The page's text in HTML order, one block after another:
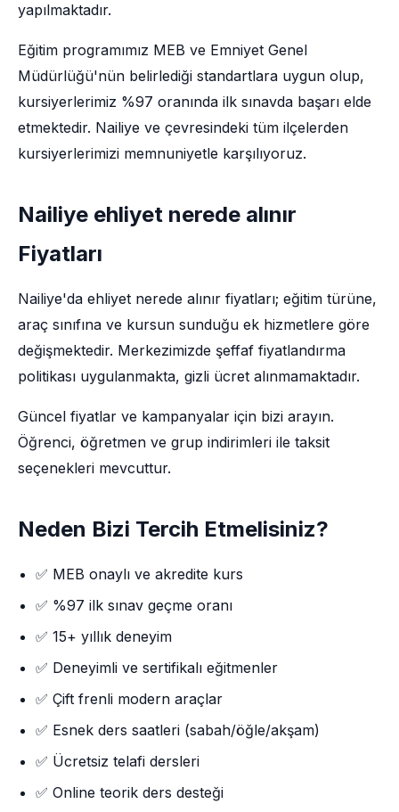
yapılmaktadır.
Eğitim programımız MEB ve Emniyet Genel
Müdürlüğü'nün belirlediği standartlara uygun olup,
kursiyerlerimiz %97 oranında ilk sınavda başarı elde
etmektedir. Nailiye ve çevresindeki tüm ilçelerden
kursiyerlerimizi memnuniyetle karşılıyoruz.
Nailiye ehliyet nerede alınır
Fiyatları
Nailiye'da ehliyet nerede alınır fiyatları; eğitim türüne,
araç sınıfına ve kursun sunduğu ek hizmetlere göre
değişmektedir. Merkezimizde şeffaf fiyatlandırma
politikası uygulanmakta, gizli ücret alınmamaktadır.
Güncel fiyatlar ve kampanyalar için bizi arayın.
Öğrenci, öğretmen ve grup indirimleri ile taksit
seçenekleri mevcuttur.
Neden Bizi Tercih Etmelisiniz?
✅ MEB onaylı ve akredite kurs
✅ %97 ilk sınav geçme oranı
✅ 15+ yıllık deneyim
✅ Deneyimli ve sertifikalı eğitmenler
✅ Çift frenli modern araçlar
✅ Esnek ders saatleri (sabah/öğle/akşam)
✅ Ücretsiz telafi dersleri
✅ Online teorik ders desteği